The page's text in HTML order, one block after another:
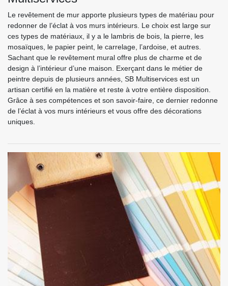
Le revêtement de mur apporte plusieurs types de matériau pour
redonner de l’éclat à vos murs intérieurs. Le choix est large sur
ces types de matériaux, il y a le lambris de bois, la pierre, les
mosaïques, le papier peint, le carrelage, l’ardoise, et autres.
Sachant que le revêtement mural offre plus de charme et de
design à l’intérieur d’une maison. Exerçant dans le métier de
peintre depuis de plusieurs années, SB Multiservices est un
artisan certifié en la matière et reste à votre entière disposition.
Grâce à ses compétences et son savoir-faire, ce dernier redonne
de l’éclat à vos murs intérieurs et vous offre des décorations
uniques.